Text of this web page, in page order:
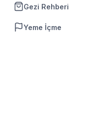
Gezi Rehberi
Yeme İçme